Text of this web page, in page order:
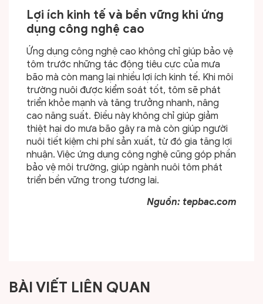
Lợi ích kinh tế và bền vững khi ứng
dụng công nghệ cao
Ứng dụng công nghệ cao không chỉ giúp bảo vệ
tôm trước những tác động tiêu cực của mưa
bão mà còn mang lại nhiều lợi ích kinh tế. Khi môi
trường nuôi được kiểm soát tốt, tôm sẽ phát
triển khỏe mạnh và tăng trưởng nhanh, nâng
cao năng suất. Điều này không chỉ giúp giảm
thiệt hại do mưa bão gây ra mà còn giúp người
nuôi tiết kiệm chi phí sản xuất, từ đó gia tăng lợi
nhuận. Việc ứng dụng công nghệ cũng góp phần
bảo vệ môi trường, giúp ngành nuôi tôm phát
triển bền vững trong tương lai.
Nguồn: tepbac.com
BÀI VIẾT LIÊN QUAN